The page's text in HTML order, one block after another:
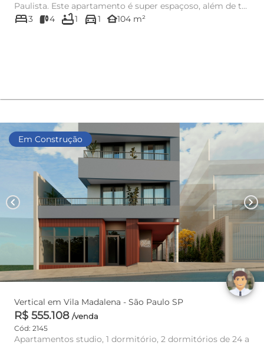
Paulista. Este apartamento é super espaçoso, além de ter
uma excelen...
bed3 4 bathtub1 directions_car1 other_houses104 m²
Em Construção
chevron_left chevron_right
Vertical em Vila Madalena - São Paulo SP
R$ 555.108 /venda
Cód: 2145
Apartamentos studio, 1 dormitório, 2 dormitórios de 24 a